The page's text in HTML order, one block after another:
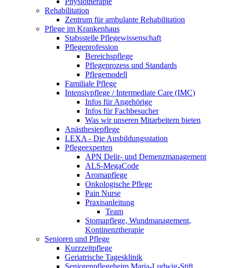
Rehabilitation
Zentrum für ambulante Rehabilitation
Pflege im Krankenhaus
Stabsstelle Pflegewissenschaft
Pflegeprofession
Bereichspflege
Pflegeprozess und Standards
Pflegemodell
Familiale Pflege
Intensivpflege / Intermediate Care (IMC)
Infos für Angehörige
Infos für Fachbesucher
Was wir unseren Mitarbeitern bieten
Anästhesiepflege
LEXA - Die Ausbildungsstation
Pflegeexperten
APN Delir- und Demenzmanagement
ALS-MegaCode
Aromapflege
Onkologische Pflege
Pain Nurse
Praxisanleitung
Team
Stomapflege, Wundmanagement,
Kontinenztherapie
Senioren und Pflege
Kurzzeitpflege
Geriatrische Tagesklinik
Seniorenpflegeheim Maria-Ludwig-Stift